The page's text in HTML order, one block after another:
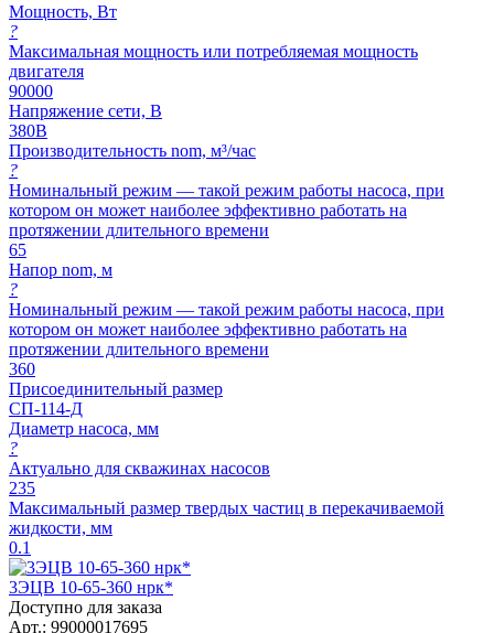
Мощность, Вт
?
Максимальная мощность или потребляемая мощность
двигателя
90000
Напряжение сети, В
380В
Производительность nom, м³/час
?
Номинальный режим — такой режим работы насоса, при
котором он может наиболее эффективно работать на
протяжении длительного времени
65
Напор nom, м
?
Номинальный режим — такой режим работы насоса, при
котором он может наиболее эффективно работать на
протяжении длительного времени
360
Присоединительный размер
СП-114-Д
Диаметр насоса, мм
?
Актуально для скважинах насосов
235
Максимальный размер твердых частиц в перекачиваемой
жидкости, мм
0.1
3ЭЦВ 10-65-360 нрк*
Доступно для заказа
Арт.: 99000017695